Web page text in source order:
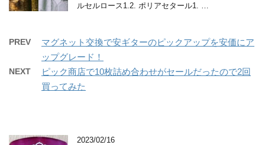
ルセルロース1.2. ポリアセタール1. …
PREV
マグネット交換で安ギターのピックアップを安価にア
ップグレード！
NEXT
ピック商店で10枚詰め合わせがセールだったので2回
買ってみた
2023/02/16